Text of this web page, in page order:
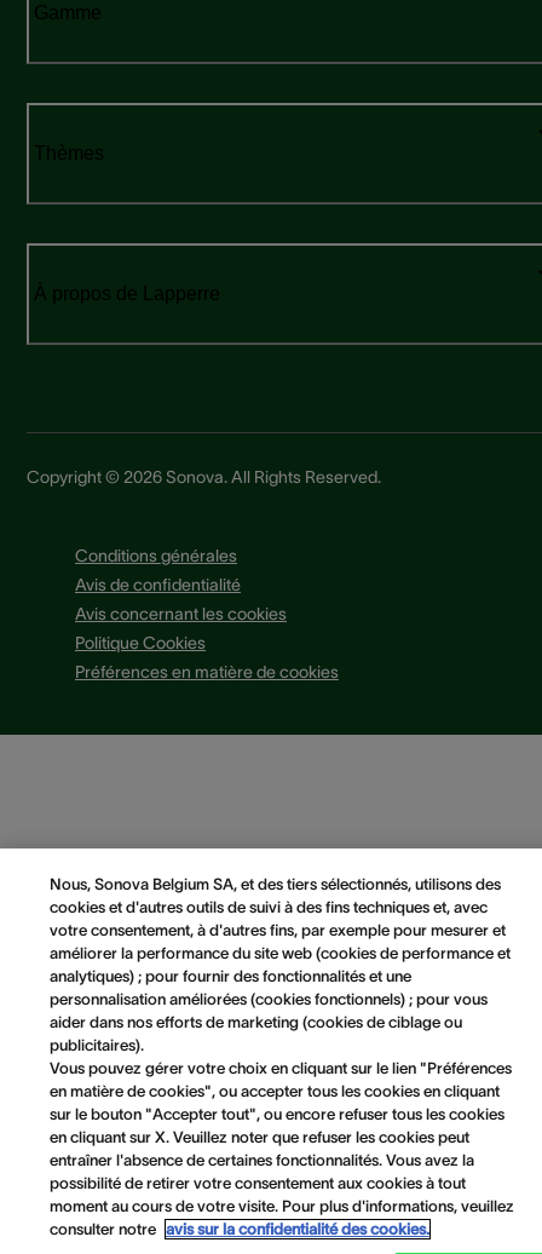
Gamme
Thèmes
À propos de Lapperre
Copyright © 2026 Sonova. All Rights Reserved.
Conditions générales
Avis de confidentialité
Avis concernant les cookies
Politique Cookies
Préférences en matière de cookies
Nous, Sonova Belgium SA, et des tiers sélectionnés, utilisons des
cookies et d'autres outils de suivi à des fins techniques et, avec
votre consentement, à d'autres fins, par exemple pour mesurer et
améliorer la performance du site web (cookies de performance et
analytiques) ; pour fournir des fonctionnalités et une
personnalisation améliorées (cookies fonctionnels) ; pour vous
aider dans nos efforts de marketing (cookies de ciblage ou
publicitaires).
Vous pouvez gérer votre choix en cliquant sur le lien "Préférences
en matière de cookies", ou accepter tous les cookies en cliquant
sur le bouton "Accepter tout", ou encore refuser tous les cookies
en cliquant sur X. Veuillez noter que refuser les cookies peut
entraîner l'absence de certaines fonctionnalités. Vous avez la
possibilité de retirer votre consentement aux cookies à tout
moment au cours de votre visite. Pour plus d'informations, veuillez
consulter notre avis sur la confidentialité des cookies.